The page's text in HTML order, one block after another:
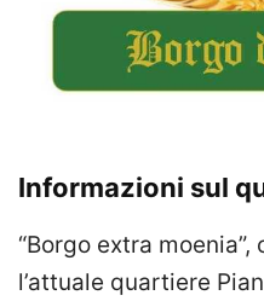
Informazioni sul
“Borgo extra
l’attuale quartiere